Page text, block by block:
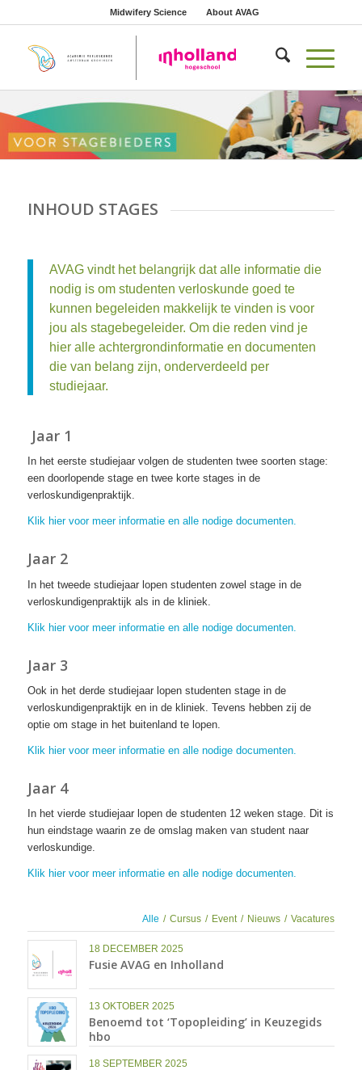
Midwifery Science About AVAG
INHOUD STAGES
AVAG vindt het belangrijk dat alle informatie die
nodig is om studenten verloskunde goed te
kunnen begeleiden makkelijk te vinden is voor
jou als stagebegeleider. Om die reden vind je
hier alle achtergrondinformatie en documenten
die van belang zijn, onderverdeeld per
studiejaar.
Jaar 1
In het eerste studiejaar volgen de studenten twee soorten stage:
een doorlopende stage en twee korte stages in de
verloskundigenpraktijk.
Klik hier voor meer informatie en alle nodige documenten.
Jaar 2
In het tweede studiejaar lopen studenten zowel stage in de
verloskundigenpraktijk als in de kliniek.
Klik hier voor meer informatie en alle nodige documenten.
Jaar 3
Ook in het derde studiejaar lopen studenten stage in de
verloskundigenpraktijk en in de kliniek. Tevens hebben zij de
optie om stage in het buitenland te lopen.
Klik hier voor meer informatie en alle nodige documenten.
Jaar 4
In het vierde studiejaar lopen de studenten 12 weken stage. Dit is
hun eindstage waarin ze de omslag maken van student naar
verloskundige.
Klik hier voor meer informatie en alle nodige documenten.
Alle / Cursus / Event / Nieuws / Vacatures
18 DECEMBER 2025
Fusie AVAG en Inholland
13 OKTOBER 2025
Benoemd tot ‘Topopleiding’ in Keuzegids
hbo
18 SEPTEMBER 2025